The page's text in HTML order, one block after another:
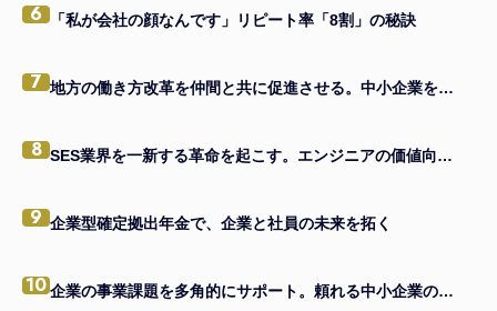
6 「私が会社の顔なんです」リピート率「8割」の秘訣
7 地方の働き方改革を仲間と共に促進させる。中小企業を元気にする四代目社長のビジョン。
8 SES業界を一新する革命を起こす。エンジニアの価値向上を掲げる、エンジニアファースト企業。
9 企業型確定拠出年金で、企業と社員の未来を拓く
10 企業の事業課題を多角的にサポート。頼れる中小企業の駆け込み寺へ